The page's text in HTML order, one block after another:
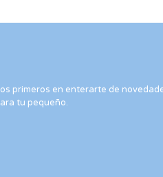
primeros en enterarte de
tu pequeño.